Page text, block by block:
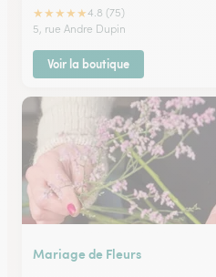
★★★★★4.8 (75)
5, rue Andre Dupin
Voir la boutique
Mariage de Fleurs